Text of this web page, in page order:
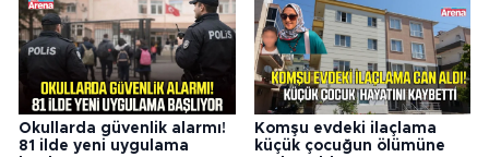
Okullarda güvenlik alarmı!
81 ilde yeni uygulama
Komşu evdeki ilaçlama
küçük çocuğun ölümüne